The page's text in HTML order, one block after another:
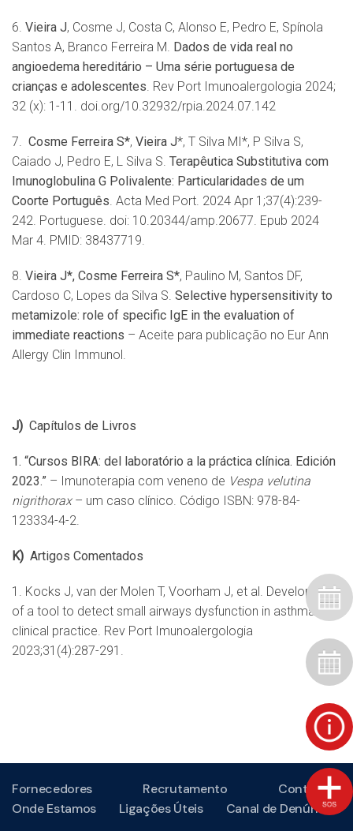
6. Vieira J, Cosme J, Costa C, Alonso E, Pedro E, Spínola
Santos A, Branco Ferreira M. Dados de vida real no
angioedema hereditário – Uma série portuguesa de
crianças e adolescentes. Rev Port Imunoalergologia 2024;
32 (x): 1-11. doi.org/10.32932/rpia.2024.07.142
7. Cosme Ferreira S*, Vieira J*, T Silva MI*, P Silva S,
Caiado J, Pedro E, L Silva S. Terapêutica Substitutiva com
Imunoglobulina G Polivalente: Particularidades de um
Coorte Português. Acta Med Port. 2024 Apr 1;37(4):239-
242. Portuguese. doi: 10.20344/amp.20677. Epub 2024
Mar 4. PMID: 38437719.
8. Vieira J*, Cosme Ferreira S*, Paulino M, Santos DF,
Cardoso C, Lopes da Silva S. Selective hypersensitivity to
metamizole: role of specific IgE in the evaluation of
immediate reactions – Aceite para publicação no Eur Ann
Allergy Clin Immunol.
J) Capítulos de Livros
1. “Cursos BIRA: del laboratório a la práctica clínica. Edición
2023.” – Imunoterapia com veneno de Vespa velutina
nigrithorax– um caso clínico. Código ISBN: 978-84-
123334-4-2.
K) Artigos Comentados
1. Kocks J, van der Molen T, Voorham J, et al. Development
of a tool to detect small airways dysfunction in asthma
clinical practice. Rev Port Imunoalergologia
2023;31(4):287-291.
Fornecedores Recrutamento
Contactos
Onde Estamos
Ligações Úteis Canal de Denúncias